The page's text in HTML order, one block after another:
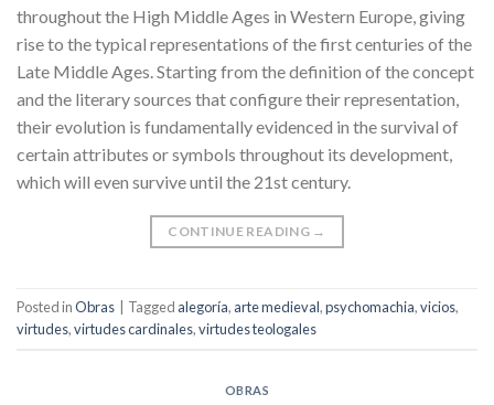
throughout the High Middle Ages in Western Europe, giving
rise to the typical representations of the first centuries of the
Late Middle Ages. Starting from the definition of the concept
and the literary sources that configure their representation,
their evolution is fundamentally evidenced in the survival of
certain attributes or symbols throughout its development,
which will even survive until the 21st century.
CONTINUE READING →
Posted inObras Tagged alegoría, arte medieval,psychomachia,vicios,
virtudes,virtudes cardinales,virtudes teologales
OBRAS